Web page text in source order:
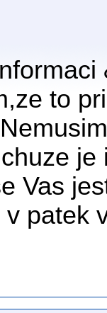
to
Vas
patek